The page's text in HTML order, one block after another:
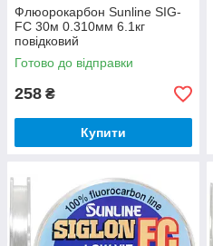
Флюорокарбон Sunline SIG-
FC 30м 0.310мм 6.1кг
повідковий
Готово до відправки
258 ₴
Купити